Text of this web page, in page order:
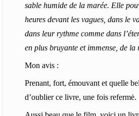
sable humide de la marée. Elle
heures devant les vagues, dans le
dans leur rythme comme dans
en plus bruyante et immense, de la
Mon avis :
Prenant, fort, émouvant et quelle
d’oublier ce livre, une fois refermė.